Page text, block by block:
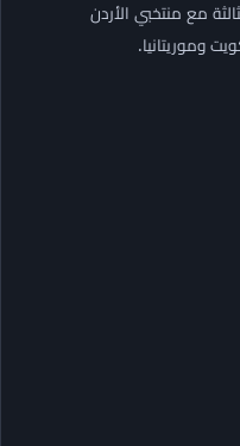
مع منتخبي الأردن
وموريتانيا.